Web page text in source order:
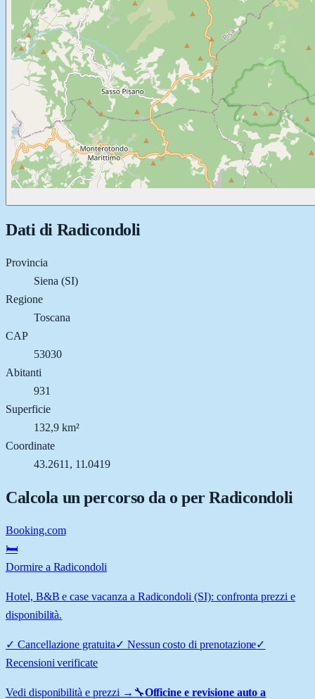
Dati di Radicondoli
Provincia
Siena (SI)
Regione
Toscana
CAP
53030
Abitanti
931
Superficie
132,9 km²
Coordinate
43.2611, 11.0419
Calcola un percorso da o perRadicondoli
Booking.com
🛏️
Dormire a Radicondoli
Hotel, B&B e case vacanza a Radicondoli (SI): confronta prezzi e
disponibilità.
✓ Cancellazione gratuita✓ Nessun costo di prenotazione✓
Recensioni verificate
Vedi disponibilità e prezzi → 🔧Officine e revisione auto a